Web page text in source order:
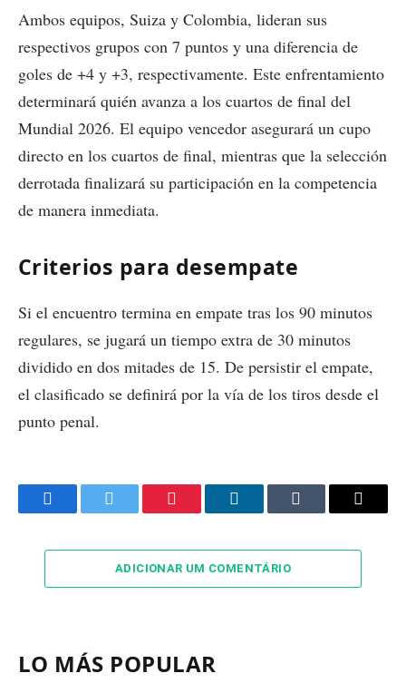
Ambos equipos, Suiza y Colombia, lideran sus
respectivos grupos con 7 puntos y una diferencia de
goles de +4 y +3, respectivamente. Este enfrentamiento
determinará quién avanza a los cuartos de final del
Mundial 2026. El equipo vencedor asegurará un cupo
directo en los cuartos de final, mientras que la selección
derrotada finalizará su participación en la competencia
de manera inmediata.
Criterios para desempate
Si el encuentro termina en empate tras los 90 minutos
regulares, se jugará un tiempo extra de 30 minutos
dividido en dos mitades de 15. De persistir el empate,
el clasificado se definirá por la vía de los tiros desde el
punto penal.
FacebookTwitter Pinterest LinkedInTumblr Email
ADICIONAR UM COMENTÁRIO
LO MÁS POPULAR